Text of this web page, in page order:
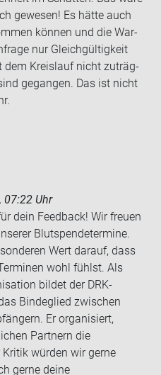
ge­we­sen! Es hätte auch
kön­nen und die War­
nur Gleich­gül­tig­keit
dem Kreis­lauf nicht zu­träg­
ge­gan­gen. Das ist nicht
07:22 Uhr
dein Feedback! Wir freuen
Blutspendetermine.
Wert darauf, dass
wohl fühlst. Als
bildet der DRK-
Bindeglied zwischen
Er organisiert,
Partnern die
würden wir gerne
gerne deine